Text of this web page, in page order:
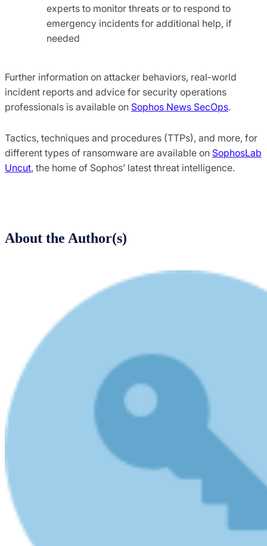
experts to monitor threats or to respond to
emergency incidents for additional help, if
needed
Further information on attacker behaviors, real-world
incident reports and advice for security operations
professionals is available on Sophos News SecOps.
Tactics, techniques and procedures (TTPs), and more, for
different types of ransomware are available on SophosLab
Uncut, the home of Sophos’ latest threat intelligence.
About the Author(s)